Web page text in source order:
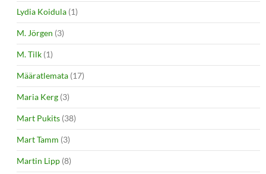
Lydia Koidula (1)
M. Jörgen (3)
M. Tilk (1)
Määratlemata (17)
Maria Kerg (3)
Mart Pukits (38)
Mart Tamm (3)
Martin Lipp (8)